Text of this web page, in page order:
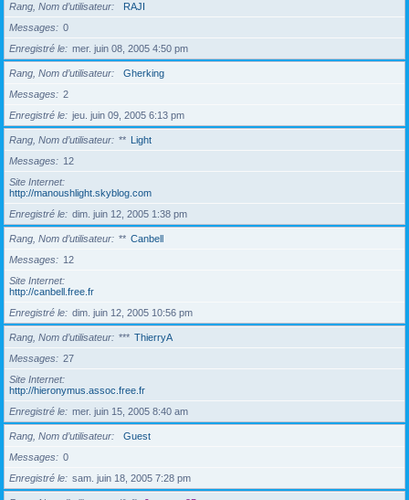
Rang, Nom d’utilisateur
RAJI
Messages
0
Enregistré le
mer. juin 08, 2005 4:50 pm
Rang, Nom d’utilisateur
Gherking
Messages
2
Enregistré le
jeu. juin 09, 2005 6:13 pm
Rang, Nom d’utilisateur ** Light
Messages
12
Site Internet
http://manoushlight.skyblog.com
Enregistré le
dim. juin 12, 2005 1:38 pm
Rang, Nom d’utilisateur ** Canbell
Messages
12
Site Internet
http://canbell.free.fr
Enregistré le
dim. juin 12, 2005 10:56 pm
Rang, Nom d’utilisateur *** ThierryA
Messages
27
Site Internet
http://hieronymus.assoc.free.fr
Enregistré le
mer. juin 15, 2005 8:40 am
Rang, Nom d’utilisateur
Guest
Messages
0
Enregistré le
sam. juin 18, 2005 7:28 pm